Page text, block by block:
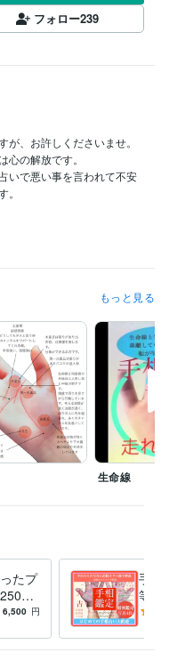
フォロー239
、お許しくださいませ。
の解放です。
いで悪い事を言われて不安
れています。
持たれています。
ているかによって知る事
方、幸せを再発見する事が
い上げてくれる手段です。
: 35年
シエ 経験年数 : 6年
メント事業部走れ蒙古斑
もっと見る
生命線
たプ
開運
6,500 円
手相
等、
写真
占い